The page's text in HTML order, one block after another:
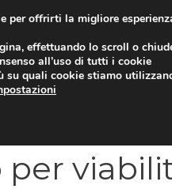
convoca
per
per offrirti la migliore
effettuando lo scroll o
all’uso di tutti i cookie
su quali cookie stiamo